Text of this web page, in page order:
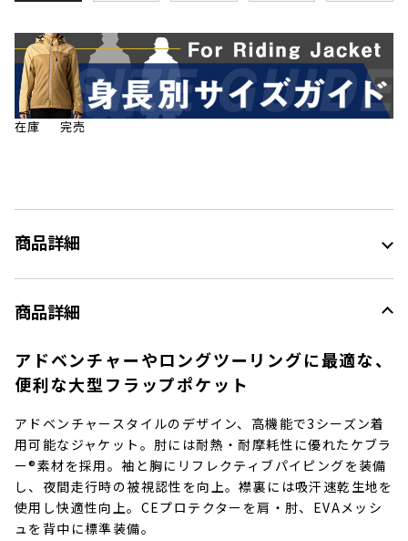
在庫 完売
商品詳細
商品詳細
アドベンチャーやロングツーリングに最適な、
便利な大型フラップポケット
アドベンチャースタイルのデザイン、高機能で3シーズン着
用可能なジャケット。肘には耐熱・耐摩耗性に優れたケブラ
ー®素材を採用。袖と胸にリフレクティブパイピングを装備
し、夜間走行時の被視認性を向上。襟裏には吸汗速乾生地を
使用し快適性向上。CEプロテクターを肩・肘、EVAメッシ
ュを背中に標準装備。